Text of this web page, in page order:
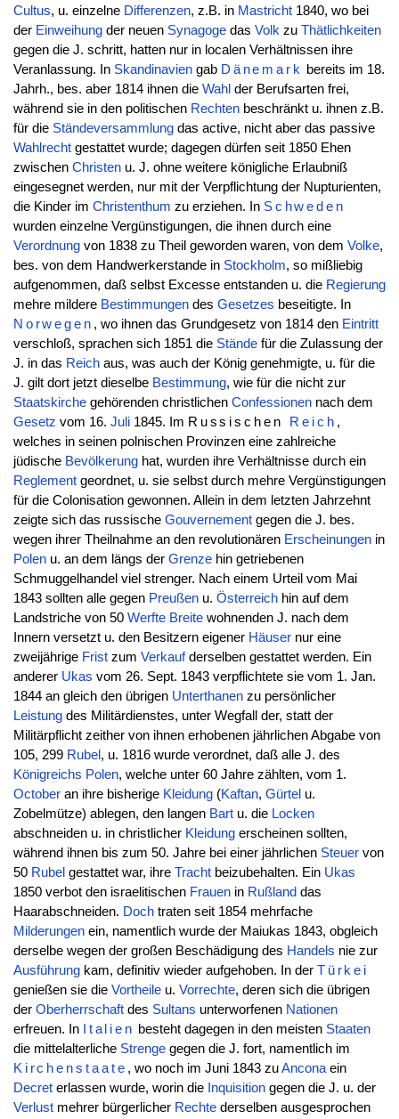
Cultus, u. einzelne Differenzen, z.B. in Mastricht1840, wo bei
der Einweihungder neuen Synagogedas Volkzu Thätlichkeiten
gegen die J. schritt, hatten nur in localen Verhältnissen ihre
Veranlassung. In Skandinaviengab Dänemark bereits im 18.
Jahrh., bes. aber 1814 ihnen die Wahl der Berufsarten frei,
während sie in den politischen Rechtenbeschränkt u. ihnen z.B.
für die Ständeversammlungdas active, nicht aber das passive
Wahlrechtgestattet wurde; dagegen dürfen seit 1850 Ehen
zwischen Christenu. J. ohne weitere königliche Erlaubniß
eingesegnet werden, nur mit der Verpflichtung der Nupturienten,
die Kinder im Christenthum zu erziehen. In Schweden
wurden einzelne Vergünstigungen, die ihnen durch eine
Verordnungvon 1838 zu Theil geworden waren, von dem Volke,
bes. von dem Handwerkerstande in Stockholm, so mißliebig
aufgenommen, daß selbst Excesse entstanden u. die Regierung
mehre mildere Bestimmungendes Gesetzes beseitigte. In
Norwegen , wo ihnen das Grundgesetz von 1814 den Eintritt
verschloß, sprachen sich 1851 die Ständefür die Zulassung der
J. in das Reichaus, was auch der König genehmigte, u. für die
J. gilt dort jetzt dieselbe Bestimmung, wie für die nicht zur
Staatskirchegehörenden christlichen Confessionennach dem
Gesetz vom 16. Juli1845. Im Russischen Reich ,
welches in seinen polnischen Provinzen eine zahlreiche
jüdische Bevölkerunghat, wurden ihre Verhältnisse durch ein
Reglementgeordnet, u. sie selbst durch mehre Vergünstigungen
für die Colonisation gewonnen. Allein in dem letzten Jahrzehnt
zeigte sich das russische Gouvernementgegen die J. bes.
wegen ihrer Theilnahme an den revolutionären Erscheinungenin
Polenu. an dem längs der Grenzehin getriebenen
Schmuggelhandel viel strenger. Nach einem Urteil vom Mai
1843 sollten alle gegen Preußenu. Österreichhin auf dem
Landstriche von 50 Werfte Breitewohnenden J. nach dem
Innern versetzt u. den Besitzern eigener Häusernur eine
zweijährige Fristzum Verkaufderselben gestattet werden. Ein
anderer Ukas vom 26. Sept. 1843 verpflichtete sie vom 1. Jan.
1844 an gleich den übrigen Unterthanenzu persönlicher
Leistungdes Militärdienstes, unter Wegfall der, statt der
Militärpflicht zeither von ihnen erhobenen jährlichen Abgabe von
105, 299 Rubel , u. 1816 wurde verordnet, daß alle J. des
Königreichs Polen, welche unter 60 Jahre zählten, vom 1.
Octoberan ihre bisherige Kleidung(Kaftan, Gürtel u.
Zobelmütze) ablegen, den langen Bartu. die Locken
abschneiden u. in christlicher Kleidungerscheinen sollten,
während ihnen bis zum 50. Jahre bei einer jährlichen Steuervon
50 Rubel gestattet war, ihre Trachtbeizubehalten. Ein Ukas
1850 verbot den israelitischen Frauenin Rußland das
Haarabschneiden. Dochtraten seit 1854 mehrfache
Milderungenein, namentlich wurde der Maiukas 1843, obgleich
derselbe wegen der großen Beschädigung des Handels nie zur
Ausführungkam, definitiv wieder aufgehoben. In der Türkei
genießen sie die Vortheileu. Vorrechte, deren sich die übrigen
der Oberherrschaftdes Sultans unterworfenen Nationen
erfreuen. In
Italien besteht dagegen in den meisten Staaten
die mittelalterliche Strengegegen die J. fort, namentlich im
Kirchenstaate , wo noch im Juni 1843 zuAnconaein
Decreterlassen wurde, worin die Inquisitiongegen die J. u. der
Verlustmehrer bürgerlicher Rechtederselben ausgesprochen